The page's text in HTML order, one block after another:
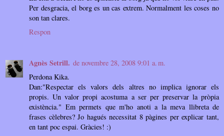
Per desgracia, el borg es un cas extrem. Normalment les coses no
son tan clares.
Respon
Agnès Setrill. de novembre 28, 2008 9:01 a. m.
Perdona Kika.
Dan:"Respectar els valors dels altres no implica ignorar els
propis. Un valor propi acostuma a ser per preservar la pròpia
existència." Em permets que m'ho anoti a la meva llibreta de
frases cèlebres? Jo hagués necessitat 8 pàgines per explicar tant,
en tant poc espai. Gràcies! :)